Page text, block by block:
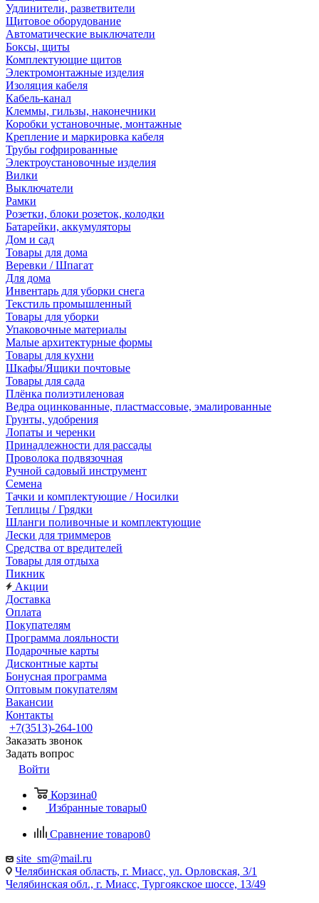
Удлинители, разветвители
Щитовое оборудование
Автоматические выключатели
Боксы, щиты
Комплектующие щитов
Электромонтажные изделия
Изоляция кабеля
Кабель-канал
Клеммы, гильзы, наконечники
Коробки установочные, монтажные
Крепление и маркировка кабеля
Трубы гофрированные
Электроустановочные изделия
Вилки
Выключатели
Рамки
Розетки, блоки розеток, колодки
Батарейки, аккумуляторы
Дом и сад
Товары для дома
Веревки / Шпагат
Для дома
Инвентарь для уборки снега
Текстиль промышленный
Товары для уборки
Упаковочные материалы
Малые архитектурные формы
Товары для кухни
Шкафы/Ящики почтовые
Товары для сада
Плёнка полиэтиленовая
Ведра оцинкованные, пластмассовые, эмалированные
Грунты, удобрения
Лопаты и черенки
Принадлежности для рассады
Проволока подвязочная
Ручной садовый инструмент
Семена
Тачки и комплектующие / Носилки
Теплицы / Грядки
Шланги поливочные и комплектующие
Лески для триммеров
Средства от вредителей
Товары для отдыха
Пикник
Акции
Доставка
Оплата
Покупателям
Программа лояльности
Подарочные карты
Дисконтные карты
Бонусная программа
Оптовым покупателям
Вакансии
Контакты
+7(3513)-264-100
Заказать звонок
Задать вопрос
Войти
Корзина0
Избранные товары0
Сравнение товаров0
site_sm@mail.ru
Челябинская область, г. Миасс, ул. Орловская, 3/1
Челябинская обл., г. Миасс, Тургоякское шоссе, 13/49